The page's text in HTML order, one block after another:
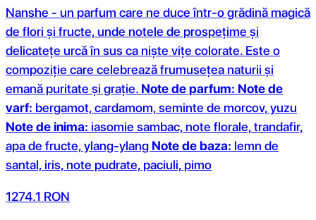
Nanshe - un parfum care ne duce într-o grădină magică
de flori și fructe, unde notele de prospețime și
delicatețe urcă în sus ca niște vițe colorate. Este o
compoziție care celebrează frumusețea naturii și
emană puritate și grație. Note de parfum: Note de
varf: bergamot, cardamom, seminte de morcov, yuzu
Note de inima: iasomie sambac, note florale, trandafir,
apa de fructe, ylang-ylang Note de baza: lemn de
santal, iris, note pudrate, paciuli, pimo
1274.1 RON